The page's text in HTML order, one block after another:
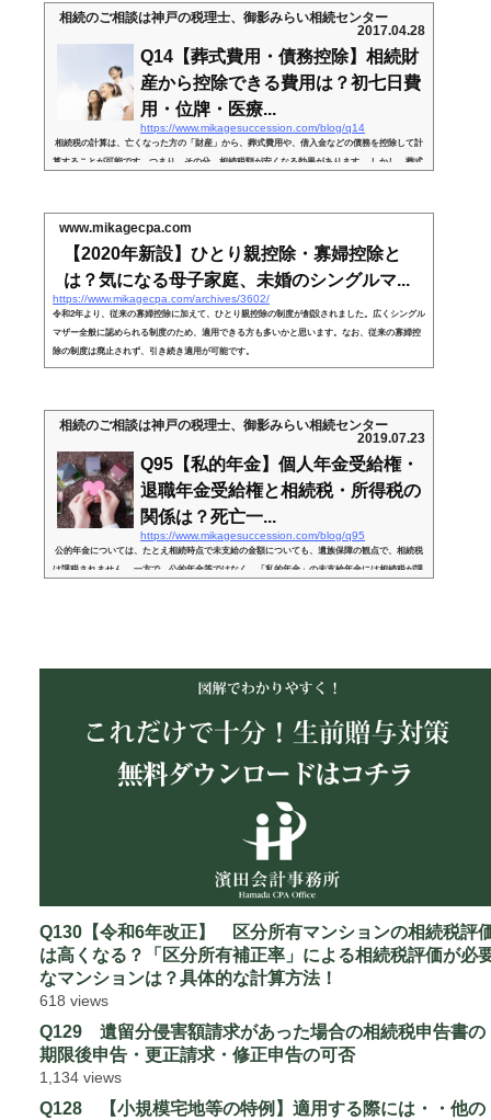
相続のご相談は神戸の税理士、御影みらい相続センター
2017.04.28
Q14【葬式費用・債務控除】相続財
産から控除できる費用は？初七日費
用・位牌・医療...
https://www.mikagesuccession.com/blog/q14
相続税の計算は、亡くなった方の「財産」から、葬式費用や、借入金などの債務を控除して計
算することが可能です。つまり、その分、相続税額が安くなる効果があります。 しかし、葬式
（イメージ図 亡くなられた方の財産・負債） （１）債務控除ができる債務の種類債務控除が
できるものは、亡くなった人の負債で、支払うことが確定...
www.mikagecpa.com
【2020年新設】ひとり親控除・寡婦控除と
は？気になる母子家庭、未婚のシングルマ...
https://www.mikagecpa.com/archives/3602/
令和2年より、従来の寡婦控除に加えて、ひとり親控除の制度が創設されました。広くシングル
マザー全般に認められる制度のため、適用できる方も多いかと思います。なお、従来の寡婦控
除の制度は廃止されず、引き続き適用が可能です。
相続のご相談は神戸の税理士、御影みらい相続センター
2019.07.23
Q95【私的年金】個人年金受給権・
退職年金受給権と相続税・所得税の
関係は？死亡一...
https://www.mikagesuccession.com/blog/q95
公的年金については、たとえ相続時点で未支給の金額についても、遺族保障の観点で、相続税
は課税されません。 一方で、公的年金等ではなく、「私的年金」の未支給年金には相続税が課
Q130【令和6年改正】 区分所有マンションの相続税評
は高くなる？「区分所有補正率」による相続税評価が必
なマンションは？具体的な計算方法！
618 views
Q129 遺留分侵害額請求があった場合の相続税申告書の
期限後申告・更正請求・修正申告の可否
1,134 views
Q128 【小規模宅地等の特例】適用する際には・・他の